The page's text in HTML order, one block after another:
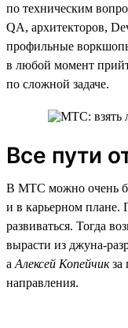
по техническим
QA, архитекторов,
профильные
в любой момент
по сложной задаче.
Все пути
В МТС можно очень
и в карьерном
развиваться. Тогда
вырасти из джуна-
а Алексей Копейчикза
направления.